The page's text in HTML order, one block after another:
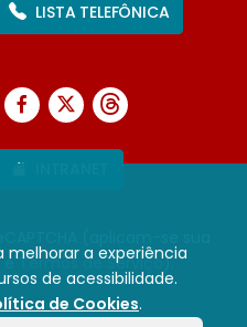
melhorar a experiência
de acessibilidade.
de Cookies.
LISTA TELEFÔNICA
e Termos de Serviço).